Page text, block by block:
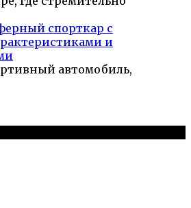
спорткар с
и
автомобиль,